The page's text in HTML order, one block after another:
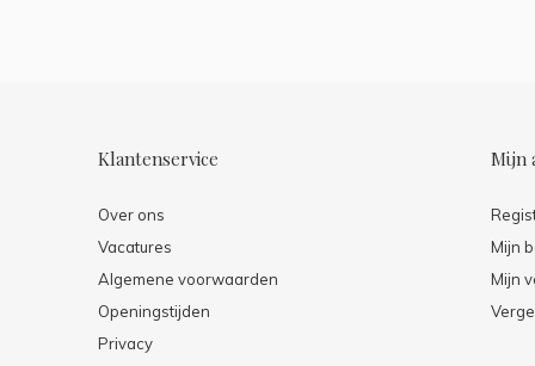
Klantenservice
Over ons
Vacatures
Algemene voorwaarden
Openingstijden
Privacy
Mijn
Mijn
Mijn